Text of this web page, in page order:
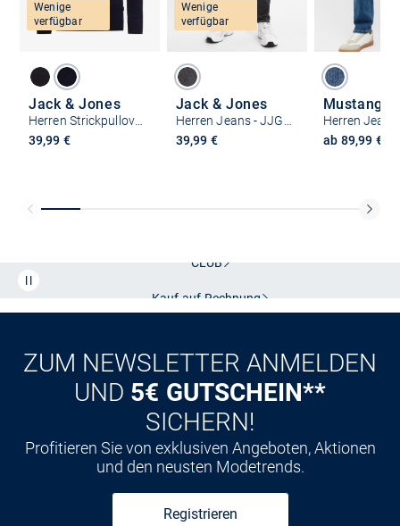
Wenige
verfügbar
Jack & Jones
Herren Strickpullover - JJEGlobe
39,99 €
Wenige
verfügbar
Jack & Jones
39,99 €
Mustang
Herren Jeans
ab 89,99 €
CLUB
Kauf auf Rechnung
ZUM NEWSLETTER ANMELDEN
UND 5€ GUTSCHEIN**
SICHERN!
Profitieren Sie von exklusiven Angeboten, Aktionen
und den neusten Modetrends.
Registrieren